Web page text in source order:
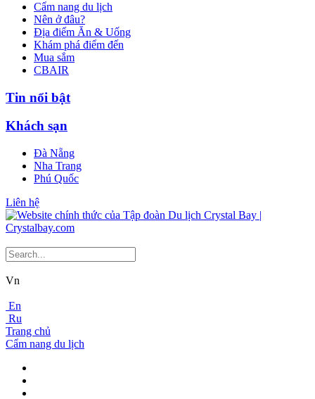
Cẩm nang du lịch
Nên ở đâu?
Địa điểm Ăn & Uống
Khám phá điểm đến
Mua sắm
CBAIR
Tin nổi bật
Khách sạn
Đà Nẵng
Nha Trang
Phú Quốc
Liên hệ
Vn
En
Ru
Trang chủ
Cẩm nang du lịch